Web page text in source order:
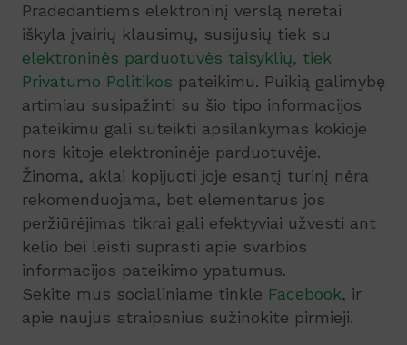
Pradedantiems elektroninį verslą neretai
iškyla įvairių klausimų, susijusių tiek su
elektroninės parduotuvės taisyklių, tiek
Privatumo Politikos pateikimu. Puikią galimybę
artimiau susipažinti su šio tipo informacijos
pateikimu gali suteikti apsilankymas kokioje
nors kitoje elektroninėje parduotuvėje.
Žinoma, aklai kopijuoti joje esantį turinį nėra
rekomenduojama, bet elementarus jos
peržiūrėjimas tikrai gali efektyviai užvesti ant
kelio bei leisti suprasti apie svarbios
informacijos pateikimo ypatumus.
Sekite mus socialiniame tinkle Facebook, ir
apie naujus straipsnius sužinokite pirmieji.